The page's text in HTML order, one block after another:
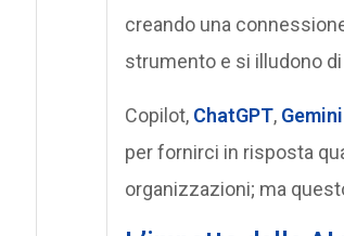
creando una
strumento e si illudono
Copilot, ChatGPT, Gemini
per fornirci in risposta
organizzazioni; ma